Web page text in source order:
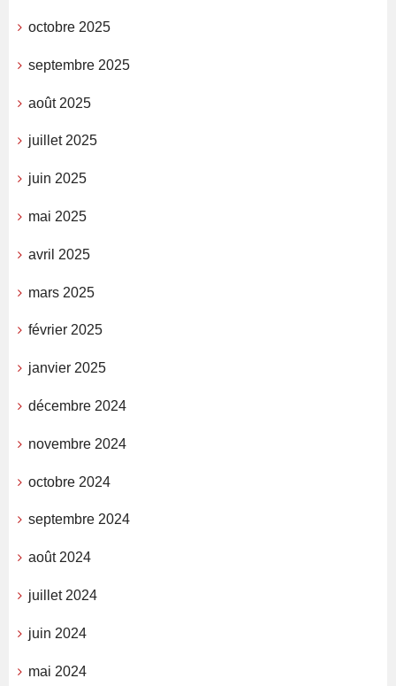
octobre 2025
septembre 2025
août 2025
juillet 2025
juin 2025
mai 2025
avril 2025
mars 2025
février 2025
janvier 2025
décembre 2024
novembre 2024
octobre 2024
septembre 2024
août 2024
juillet 2024
juin 2024
mai 2024